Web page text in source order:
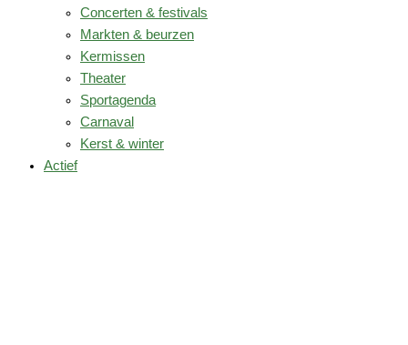
Concerten & festivals
Markten & beurzen
Kermissen
Theater
Sportagenda
Carnaval
Kerst & winter
Actief